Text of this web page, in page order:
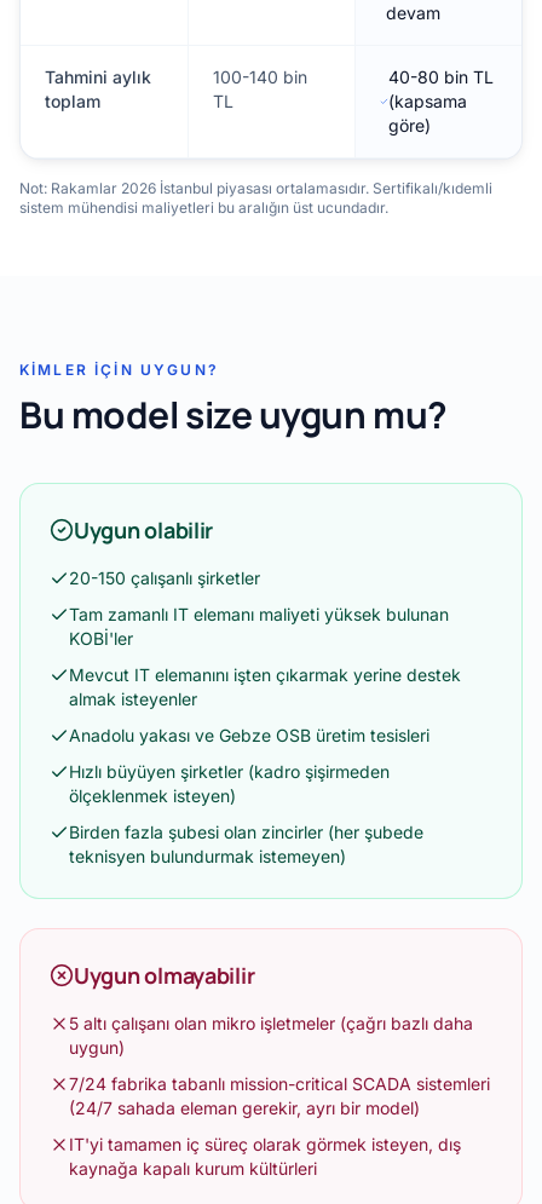
devam
Tahmini aylık
toplam
100-140 bin
TL
40-80 bin TL
(kapsama
göre)
Not: Rakamlar 2026 İstanbul piyasası ortalamasıdır. Sertifikalı/kıdemli
sistem mühendisi maliyetleri bu aralığın üst ucundadır.
KIMLER IÇIN UYGUN?
Bu model size uygun mu?
Uygun olabilir
20-150 çalışanlı şirketler
Tam zamanlı IT elemanı maliyeti yüksek bulunan
KOBİ'ler
Mevcut IT elemanını işten çıkarmak yerine destek
almak isteyenler
Anadolu yakası ve Gebze OSB üretim tesisleri
Hızlı büyüyen şirketler (kadro şişirmeden
ölçeklenmek isteyen)
Birden fazla şubesi olan zincirler (her şubede
teknisyen bulundurmak istemeyen)
Uygun olmayabilir
5 altı çalışanı olan mikro işletmeler (çağrı bazlı daha
uygun)
7/24 fabrika tabanlı mission-critical SCADA sistemleri
(24/7 sahada eleman gerekir, ayrı bir model)
IT'yi tamamen iç süreç olarak görmek isteyen, dış
kaynağa kapalı kurum kültürleri